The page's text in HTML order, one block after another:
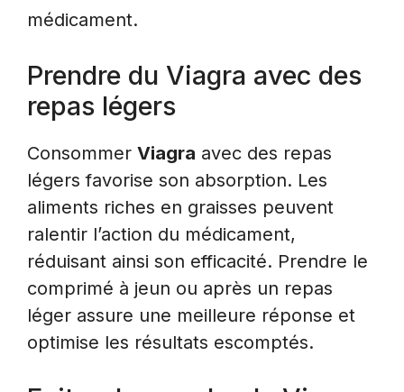
médicament.
Prendre du Viagra avec des
repas légers
Consommer Viagra avec des repas
légers favorise son absorption. Les
aliments riches en graisses peuvent
ralentir l’action du médicament,
réduisant ainsi son efficacité. Prendre le
comprimé à jeun ou après un repas
léger assure une meilleure réponse et
optimise les résultats escomptés.